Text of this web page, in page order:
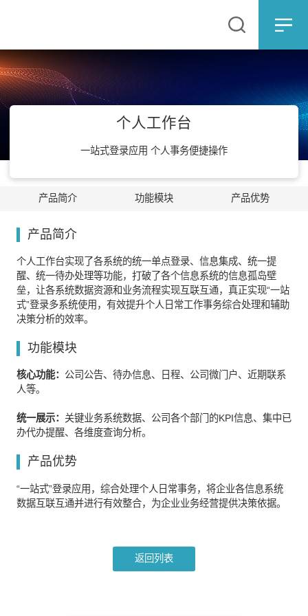
个人工作台
一站式登录应用 个人事务便捷操作
产品简介 功能模块 产品优势
产品简介
个人工作台实现了各系统的统一单点登录、信息集成、统一提
醒、统一待办处理等功能，打破了各个信息系统的信息孤岛壁
垒，让各系统数据资源和业务流程实现互联互通，真正实现“一站
式”登录多系统使用，有效提升个人日常工作事务综合处理和辅助
决策分析的效率。
功能模块
核心功能： 公司公告、待办信息、日程、公司微门户、近期联系
人等。
统一展示： 关键业务系统数据、公司各个部门的KPI信息、集中已
办代办提醒、各维度查询分析。
产品优势
“一站式”登录应用，综合处理个人日常事务，将企业各信息系统
数据互联互通并进行有效整合，为企业业务经营提供决策依据。
返回列表